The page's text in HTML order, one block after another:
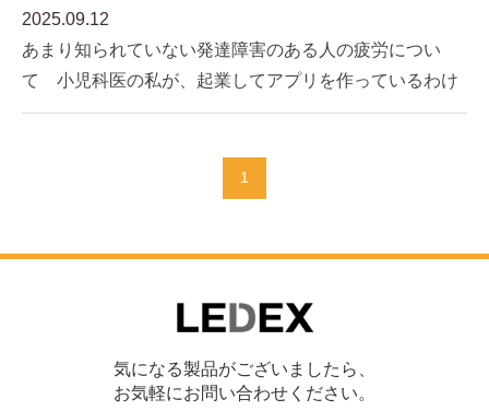
2025.09.12
あまり知られていない発達障害のある人の疲労につい
て 小児科医の私が、起業してアプリを作っているわけ
1
気になる製品がございましたら、
お気軽にお問い合わせください。